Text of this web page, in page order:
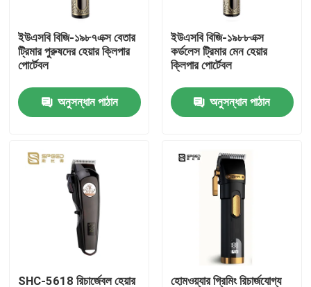
আমাদের সম্পর্কে
কারখানা ভ্রমণ
মান নিয়ন্ত্রণ
উদ্ধৃতির জন্য আবেদন
পেশাদার হেয়ার ক্লিপার
রিচার্জেবল হেয়ার ক্লিপার
ইউএসবি বিজি-১৯৮৭এক্স বেতার
ট্রিমার পুরুষদের হেয়ার ক্লিপার
পোর্টেবল
অনুসন্ধান পাঠান
ইউএসবি বিজি-১৯৮৮এক্স
কর্ডলেস ট্রিমার মেন হেয়ার
ক্লিপার পোর্টেবল
অনুসন্ধান পাঠান
SHC-5618 রিচার্জেবল হেয়ার হোমওয়্যার গ্রিমিং রিচার্জযোগ্য